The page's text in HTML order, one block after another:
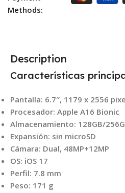
Methods:
Description
Características
Pantalla: 6.7″, 1179 x 2556
Procesador: Apple A16 Bionic
Almacenamiento: 128GB/
Expansión: sin microSD
Cámara: Dual, 48MP+12MP
OS: iOS 17
Perfil: 7.8 mm
Peso: 171 g